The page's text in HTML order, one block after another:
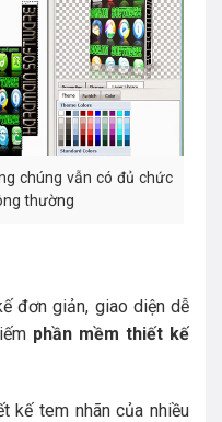
chúng vẫn có đủ chức
thường
đơn giản, giao diện dễ
phần mềm thiết kế
kế tem nhãn của nhiều